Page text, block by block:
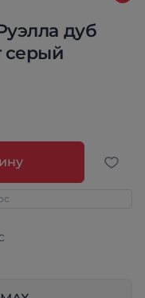
дуб
серый